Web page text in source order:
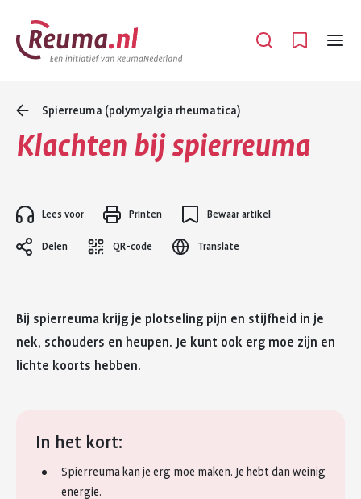
Spring
naar
hoofdinhoud
Spring
naar
footer
Open
Menu
Spierreuma (polymyalgia rheumatica)
Klachten bij spierreuma
Lees voor Printen Bewaar artikel
Delen QR-code Translate
Bij spierreuma krijg je plotseling pijn en stijfheid in je
nek, schouders en heupen. Je kunt ook erg moe zijn en
lichte koorts hebben.
In het kort:
Spierreuma kan je erg moe maken. Je hebt dan weinig
energie.